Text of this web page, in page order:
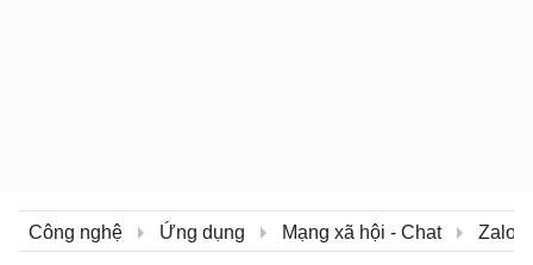
Công nghệ Ứng dụng Mạng xã hội - Chat Zalo